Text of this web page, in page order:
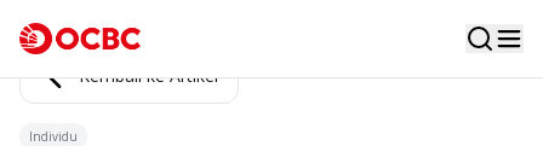
Kembali ke Artikel
Individu